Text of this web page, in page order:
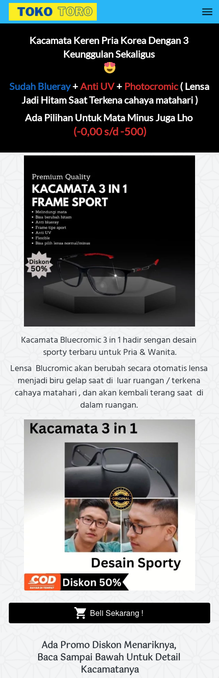
Kacamata Keren Pria Korea Dengan 3
Keunggulan Sekaligus
Sudah Blueray + Anti UV + Photocromic ( Lensa
Jadi Hitam Saat Terkena cahaya matahari )
Ada Pilihan Untuk Mata Minus Juga Lho
(-0,00 s/d -500)
Kacamata Bluecromic 3 in 1 hadir sengan desain
sporty terbaru untuk Pria & Wanita.
Lensa  Blucromic akan berubah secara otomatis lensa
menjadi biru gelap saat di  luar ruangan / terkena
cahaya matahari , dan akan kembali terang saat  di
dalam ruangan.
` Beli Sekarang !
Ada Promo Diskon Menariknya,
Baca Sampai Bawah Untuk Detail
Kacamatanya